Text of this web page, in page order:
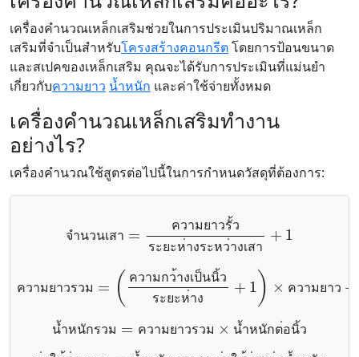
เครื่องคำนวณเหล็กเสริมช่วยในการประเมินปริมาณเหล็ก
เสริมที่จำเป็นสำหรับโครงสร้างคอนกรีตโดยการป้อนขนาด
และสเปคของเหล็กเสริม คุณจะได้รับการประเมินที่แม่นยำ
เกี่ยวกับความยาว น้ำหนัก และค่าใช้จ่ายทั้งหมด
เครื่องคำนวณเหล็กเสริมทำงาน
อย่างไร?
เครื่องคำนวณใช้สูตรต่อไปนี้ในการกำหนดวัสดุที่ต้องการ:
จ ำ น ว น เ ส า
ค ว า ม ย า ว ร ว
ร ะ ย ะ ห ง ร ะ ห ว ง เ ส
ความยาวรั้วระยะห่างระหว่างเสา
ค ว ม ย ว ร ว ม
ค ว ม ว ง เ ป น น ว
ร ะ ย ะ ห า ง
ค ว ม ย ว
ความยาวรวม=(ความกว้างเป็นนิ้ว
ความยาว+(ความยาวเป็นนิ้ว
ระยะห่าง+1)×ความกว้าง
นำ ห นก ร ว ม ค ว า ม ย า ว ร ว ม น ำ ห น ก ต อ น ว
น้ำหนักรวม =ความยาวรวม × น้ำหนักต่อนิ้ว